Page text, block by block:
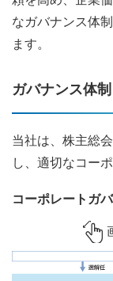
なガバナンス体
ます。
ガバナンス体制
当社は、株主総
し、適切なコー
コーポレートガ